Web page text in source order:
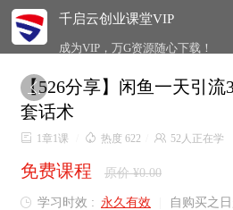
千启云创业课堂VIP
成为VIP，万G资源随心下载！

【526分享】闲鱼一天引流
套话术
 1章1课  热度 622  52人正在学
免费课程 原价 ¥0.00
 学习时效 : 永久有效 自购买之